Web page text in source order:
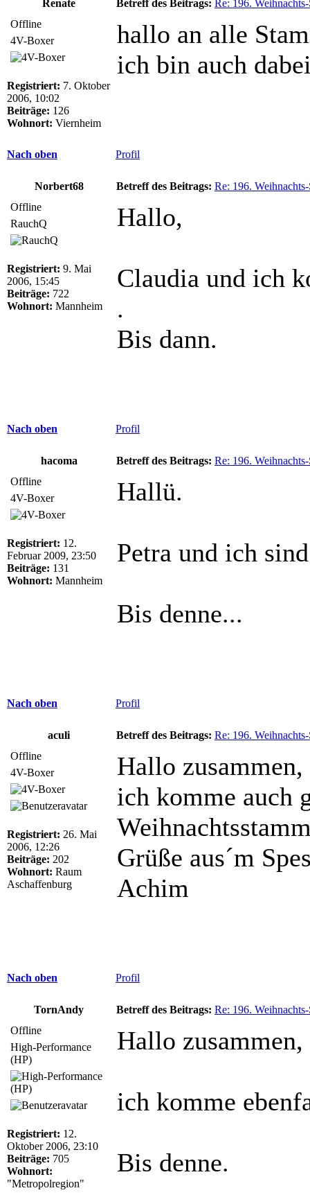
Renate Betreff des Beitrags: Re: 196.
Offline
4V-Boxer
Registriert: 7. Oktober
2006, 10:02
Beiträge: 126
Wohnort: Viernheim
hallo an alle
ich bin auch
Nach oben Profil
Norbert68 Betreff des Beitrags: Re: 196.
Offline
RauchQ
Registriert: 9. Mai
2006, 15:45
Beiträge: 722
Wohnort: Mannheim
Hallo,
Claudia und ich
.
Bis dann.
Nach oben Profil
hacoma Betreff des Beitrags: Re: 196.
Offline
4V-Boxer
Registriert: 12.
Februar 2009, 23:50
Beiträge: 131
Wohnort: Mannheim
Hallü.
Petra und ich
Bis denne...
Nach oben Profil
aculi Betreff des Beitrags: Re: 196.
Offline
4V-Boxer
Registriert: 26. Mai
2006, 12:26
Beiträge: 202
Wohnort: Raum
Aschaffenburg
Hallo zusammen,
ich komme auch
Grüße aus´m
Achim
Nach oben Profil
TornAndy Betreff des Beitrags: Re: 196.
Offline
High-Performance
(HP)
Registriert: 12.
Oktober 2006, 23:10
Beiträge: 705
Wohnort:
"Metropolregion"
Hallo zusammen,
ich komme
Bis denne.